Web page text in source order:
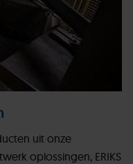
uit onze
oplossingen, ERIKS